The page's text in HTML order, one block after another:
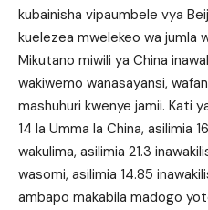
kubainisha vipaumbele vya
kuelezea mwelekeo wa jumla
Mikutano miwili ya China
wakiwemo wanasayansi,
mashuhuri kwenye jamii. Kati
14 la Umma la China, asilimia
wakulima, asilimia 21.3
wasomi, asilimia 14.85
ambapo makabila madogo